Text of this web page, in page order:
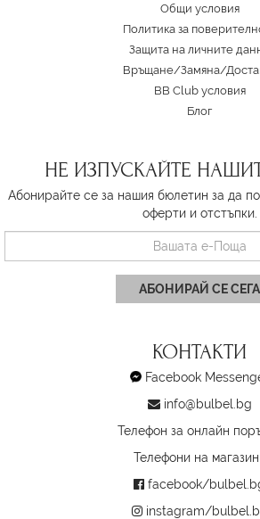
Oбщи условия
Политика за
Защита на личните
Връщане/Замяна/
BB Club условия
Блог
НЕ ИЗПУСКАЙТЕ
Абонирайте се за нашия бюлетин за да
оферти и отстъпки.
АБОНИРАЙ СЕ СЕГА
КОНТАКТИ
Facebook
info@bulbel.bg
Телефон за онлайн
Телефони на
facebook/
instagram/